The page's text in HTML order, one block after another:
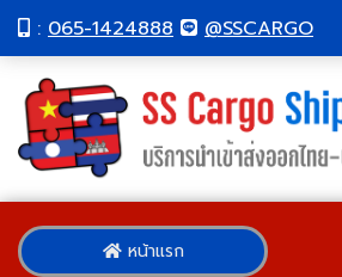
: 065-1424888 @SSCARGO
หน้าแรก